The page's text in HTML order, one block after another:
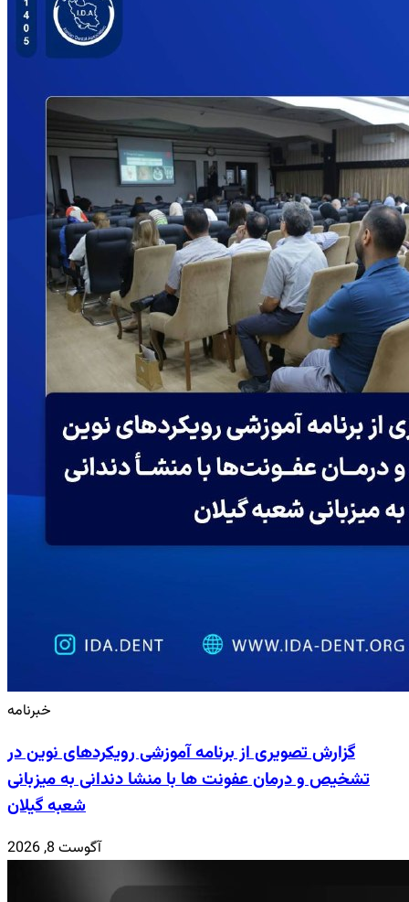
خبرنامه
گزارش تصویری از برنامه آموزشی رویکردهای نوین در
تشخیص و درمان عفونت ها با منشا دندانی به میزبانی
شعبه گیلان
آگوست 8, 2026